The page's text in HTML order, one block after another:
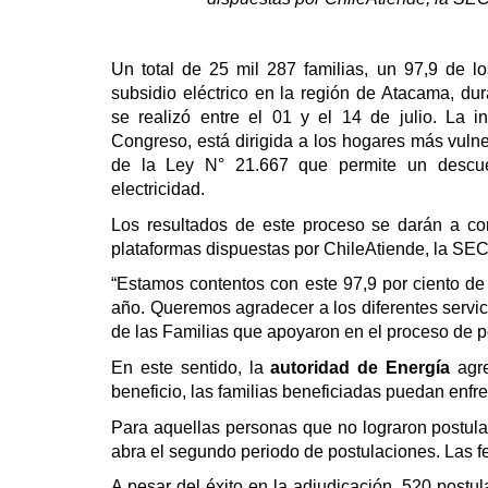
Un total de 25 mil 287 familias, un 97,9 de
subsidio eléctrico en la región de Atacama,
se realizó entre el 01 y el 14 de julio. La
Congreso, está dirigida a los hogares más
de la Ley N° 21.667 que permite un
electricidad.
Los resultados de este proceso se darán a
plataformas dispuestas por ChileAtiende, la
“Estamos contentos con este 97,9 por ciento
año. Queremos agradecer a los diferentes
de las Familias que apoyaron en el proceso de
En este sentido, laautoridad de Energía
beneficio, las familias beneficiadas puedan
Para aquellas personas que no lograron
abra el segundo periodo de postulaciones. Las